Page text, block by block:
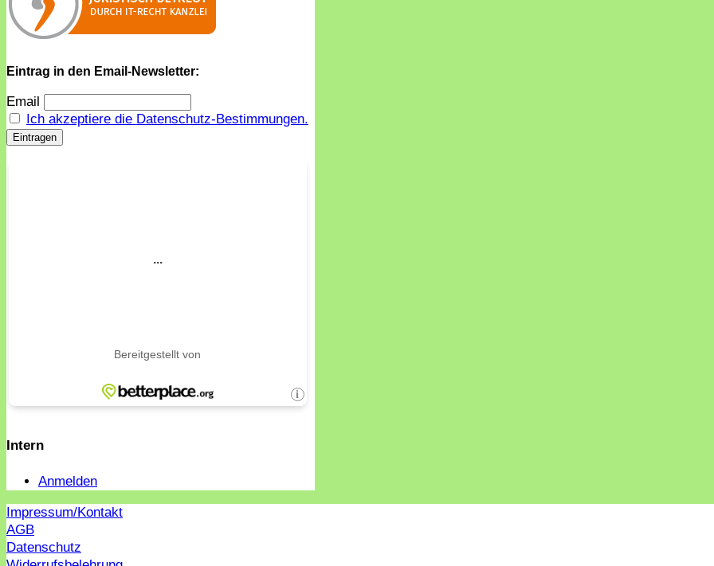
Eintrag in den Email-Newsletter:
Email
Ich akzeptiere die Datenschutz-Bestimmungen.
Intern
Anmelden
Impressum/Kontakt
AGB
Datenschutz